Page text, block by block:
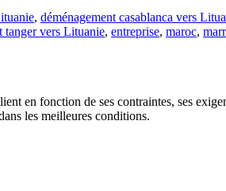
, déménagement casablanca vers
tanger vers Lituanie, entreprise, maroc,
en fonction de ses contraintes, ses
les meilleures conditions.